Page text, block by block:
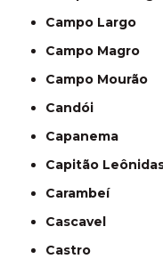
Campo Largo
Campo Magro
Campo Mourão
Candói
Capanema
Capitão
Carambeí
Cascavel
Castro